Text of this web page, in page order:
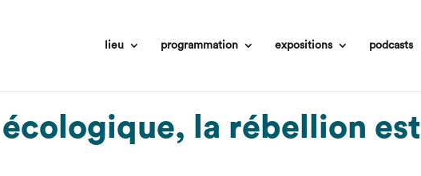
lieu programmation expositions podcasts
écologique, la rébellion est